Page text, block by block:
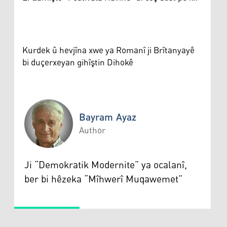
Kurdek û hevjîna xwe ya Romanî ji Brîtanyayê
bi duçerxeyan gihîştin Dihokê
Bayram Ayaz
Bayram Ayaz
Author
Ji “Demokratik Modernite” ya ocalanî,
ber bi hêzeka “Mîhwerî Muqawemet”